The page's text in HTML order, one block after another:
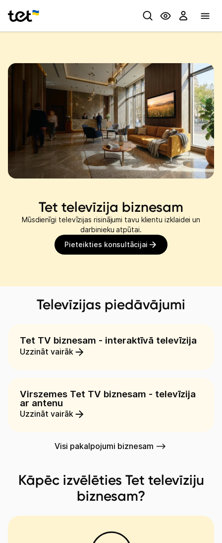
Mobilais internets 15,99 €
Tet televīzija biznesam
Mūsdienīgi televīzijas risinājumi tavu klientu izklaidei un
darbinieku atpūtai.
Pieteikties konsultācijai
Televīzijas piedāvājumi
Tet TV biznesam - interaktīvā televīzija
Uzzināt vairāk
Virszemes Tet TV biznesam - televīzija
ar antenu
Uzzināt vairāk
Visi pakalpojumi biznesam -->
Kāpēc izvēlēties Tet televīziju
biznesam?